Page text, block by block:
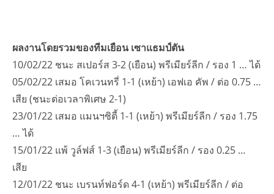
ผลงานโดยรวมของทีมเยือน เซาแธมป์ตัน
10/02/22 ชนะ สเปอร์ส 3-2 (เยือน) พรีเมียร์ลีก / รอง 1 … ได้
05/02/22 เสมอ โคเวนทรี่ 1-1 (เหย้า) เอฟเอ คัพ / ต่อ 0.75 …
เสีย (ชนะต่อเวลาพิเศษ 2-1)
23/01/22 เสมอ แมนฯซิตี้ 1-1 (เหย้า) พรีเมียร์ลีก / รอง 1.75
… ได้
15/01/22 แพ้ วูล์ฟส์ 1-3 (เยือน) พรีเมียร์ลีก / รอง 0.25 …
เสีย
12/01/22 ชนะ เบรนท์ฟอร์ด 4-1 (เหย้า) พรีเมียร์ลีก / ต่อ